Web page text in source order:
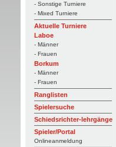
- Sonstige Turniere
- Mixed Turniere
Aktuelle Turniere
Laboe
- Männer
- Frauen
Borkum
- Männer
- Frauen
Ranglisten
Spielersuche
Schiedsrichter-lehrgänge
Spieler/Portal
Onlineanmeldung